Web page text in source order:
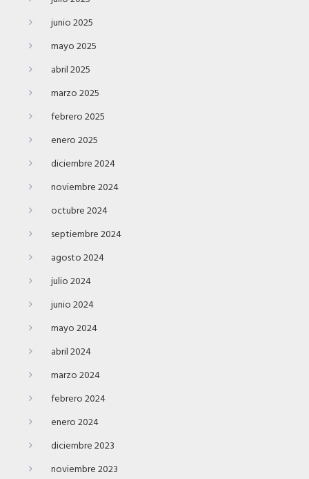
junio 2025
mayo 2025
abril 2025
marzo 2025
febrero 2025
enero 2025
diciembre 2024
noviembre 2024
octubre 2024
septiembre 2024
agosto 2024
julio 2024
junio 2024
mayo 2024
abril 2024
marzo 2024
febrero 2024
enero 2024
diciembre 2023
noviembre 2023